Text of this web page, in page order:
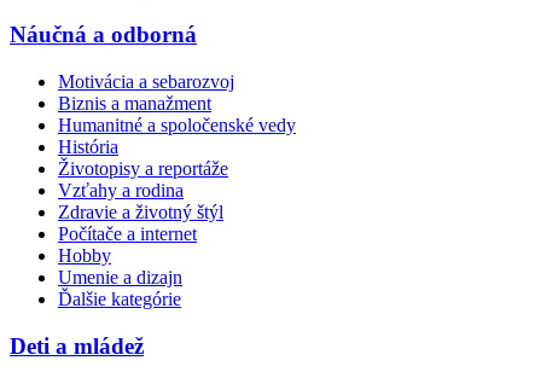
Náučná a odborná
Motivácia a sebarozvoj
Biznis a manažment
Humanitné a spoločenské vedy
História
Životopisy a reportáže
Vzťahy a rodina
Zdravie a životný štýl
Počítače a internet
Hobby
Umenie a dizajn
Ďalšie kategórie
Deti a mládež